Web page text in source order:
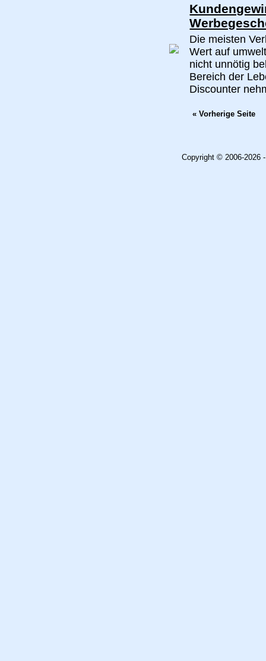
Die meisten
Wert auf
nicht unnötig
Bereich der
Discounter
« Vorherige Seite
Copyright © 2006-